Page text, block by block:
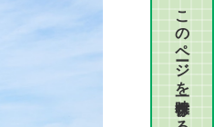
このページを一時保存する